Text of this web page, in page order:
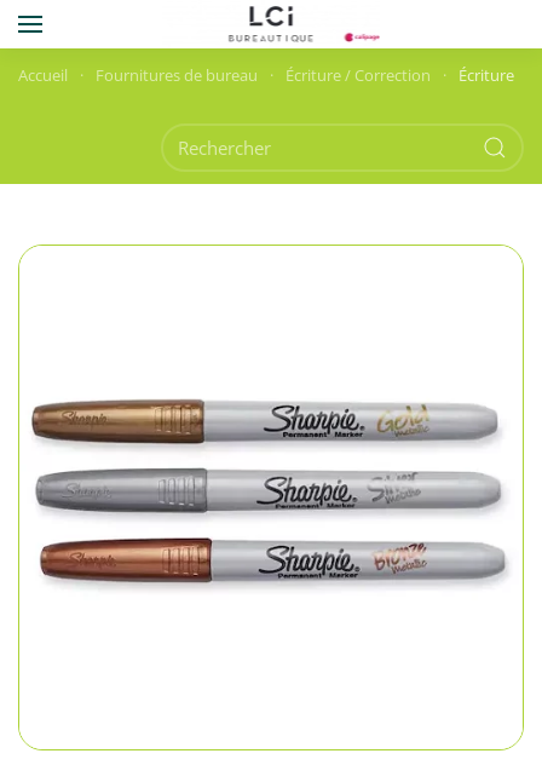
Skip to main content
Accueil Fournitures de bureau Écriture / Correction Écriture